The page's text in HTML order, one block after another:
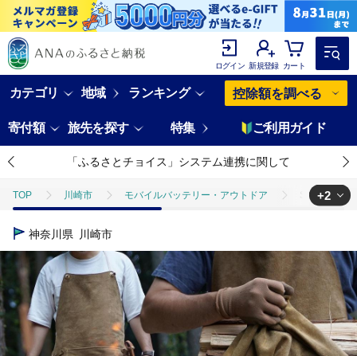
ログイン 新規登録 カート
カテゴリ 地域 ランキング 控除額を調べる
寄付額 旅先を探す 特集 ご利用ガイド
「ふるさとチョイス」システム連携に関して
TOP 川崎市 モバイルバッテリー・アウトドア SKLO 一枚
TOP
TOP ファッション その他ファッション SKLO 一枚革の良
+2
神奈川県 川崎市